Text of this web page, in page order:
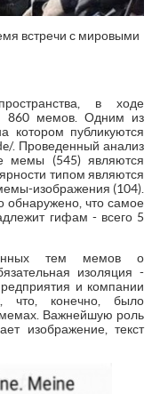
встречи с мировыми
в ходе
860 мемов. Одним из
котором публикуются
. Проведенный анализ
мемы (545) являются
типом являются
изображения (104).
что самое
гифам - всего 5
тем мемов о
изоляция -
и компании
что, конечно, было
мемах. Важнейшую роль
изображение, текст